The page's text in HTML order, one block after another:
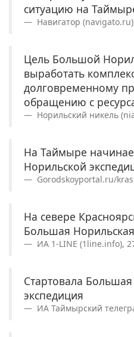
ситуацию на
Навигатор
Цель Большой
выработать
долговременному
обращению с
Норильский никель
На Таймыре
Норильской
Gorodskoyportal.ru/
На севере
Большая
ИА 1-LINE (1line.info),
Стартовала
экспедиция
ИА Таймырский